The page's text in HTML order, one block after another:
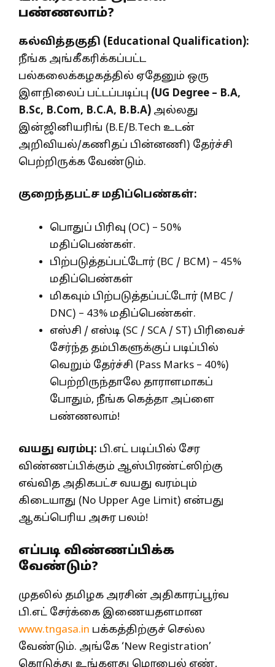
பண்ணலாம்?
கல்வித்தகுதி (Educational Qualification):
நீங்க அங்கீகரிக்கப்பட்ட
பல்கலைக்கழகத்தில் ஏதேனும் ஒரு
இளநிலைப் பட்டப்படிப்பு (UG Degree – B.A,
B.Sc, B.Com, B.C.A, B.B.A) அல்லது
இன்ஜினியரிங் (B.E/B.Tech உடன்
அறிவியல்/கணிதப் பின்னணி) தேர்ச்சி
பெற்றிருக்க வேண்டும்.
குறைந்தபட்ச மதிப்பெண்கள்:
பொதுப் பிரிவு (OC) – 50%
மதிப்பெண்கள்.
பிற்படுத்தப்பட்டோர் (BC / BCM) – 45%
மதிப்பெண்கள்
மிகவும் பிற்படுத்தப்பட்டோர் (MBC /
DNC) – 43% மதிப்பெண்கள்.
எஸ்சி / எஸ்டி (SC / SCA / ST) பிரிவைச்
சேர்ந்த தம்பிகளுக்குப் படிப்பில்
வெறும் தேர்ச்சி (Pass Marks – 40%)
பெற்றிருந்தாலே தாராளமாகப்
போதும், நீங்க கெத்தா அப்ளை
பண்ணலாம்!
வயது வரம்பு: பி.எட் படிப்பில் சேர
விண்ணப்பிக்கும் ஆஸ்பிரண்ட்ஸிற்கு
எவ்வித அதிகபட்ச வயது வரம்பும்
கிடையாது (No Upper Age Limit) என்பது
ஆகப்பெரிய அசுர பலம்!
எப்படி விண்ணப்பிக்க
வேண்டும்?
முதலில் தமிழக அரசின் அதிகாரப்பூர்வ
பி.எட் சேர்க்கை இணையதளமான
www.tngasa.in பக்கத்திற்குச் செல்ல
வேண்டும். அங்கே ‘New Registration’
கொடுத்து உங்களது மொபைல் எண்,